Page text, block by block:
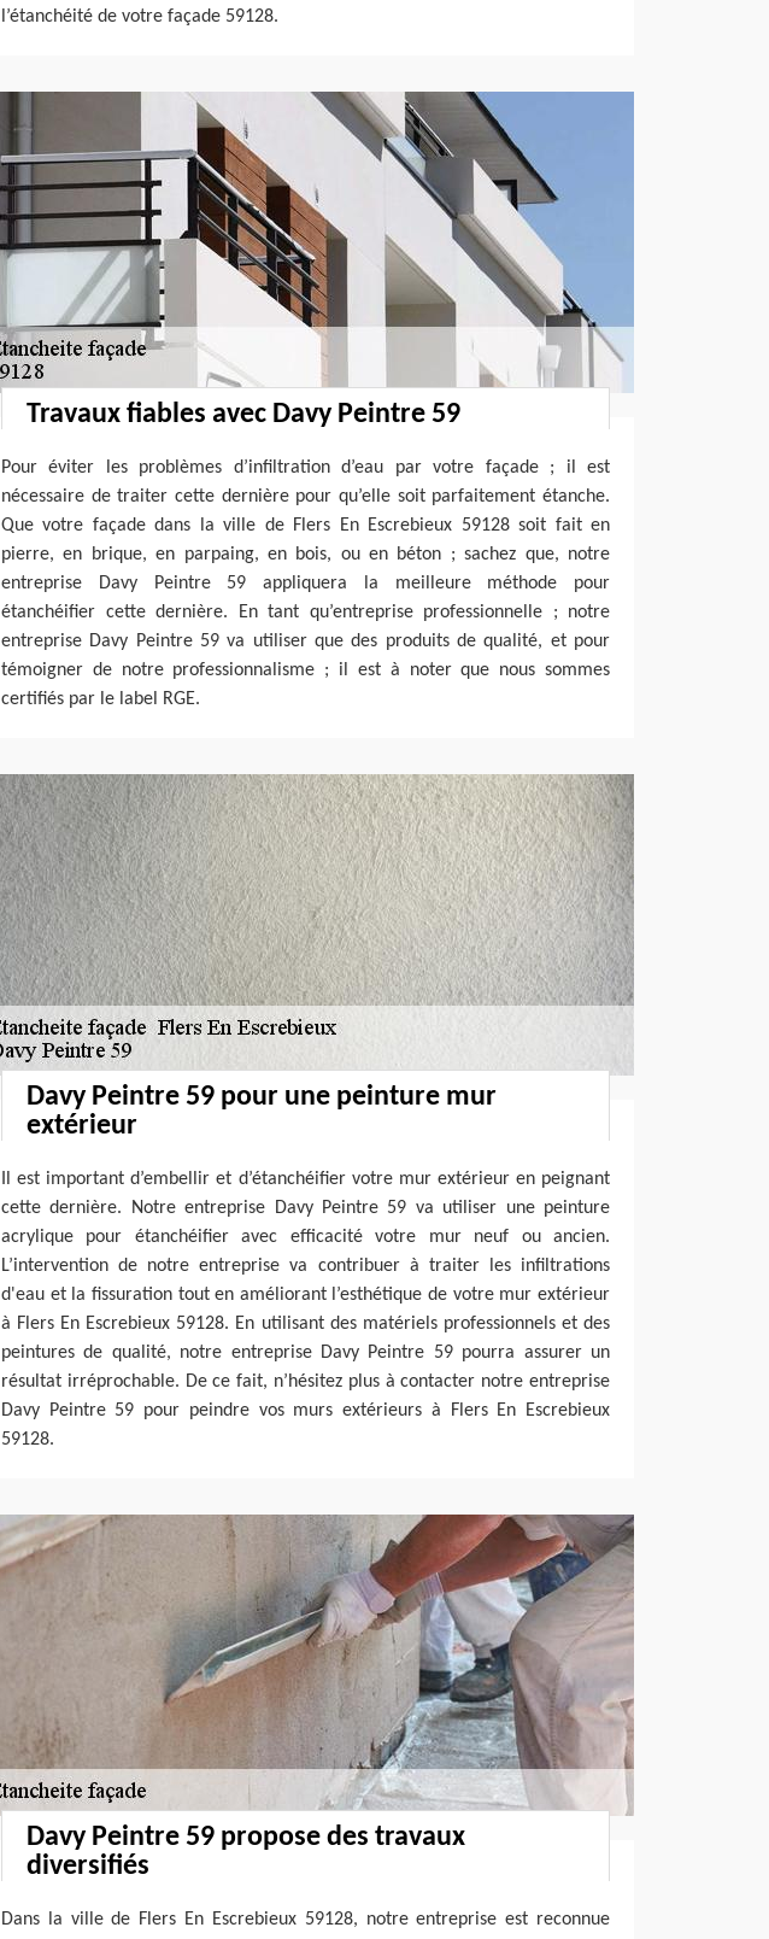
l’étanchéité de votre façade 59128.
Travaux fiables avec Davy Peintre 59
Pour éviter les problèmes d’infiltration d’eau par votre façade ; il est
nécessaire de traiter cette dernière pour qu’elle soit parfaitement étanche.
Que votre façade dans la ville de Flers En Escrebieux 59128 soit fait en
pierre, en brique, en parpaing, en bois, ou en béton ; sachez que, notre
entreprise Davy Peintre 59 appliquera la meilleure méthode pour
étanchéifier cette dernière. En tant qu’entreprise professionnelle ; notre
entreprise Davy Peintre 59 va utiliser que des produits de qualité, et pour
témoigner de notre professionnalisme ; il est à noter que nous sommes
certifiés par le label RGE.
Davy Peintre 59 pour une peinture mur
extérieur
Il est important d’embellir et d’étanchéifier votre mur extérieur en peignant
cette dernière. Notre entreprise Davy Peintre 59 va utiliser une peinture
acrylique pour étanchéifier avec efficacité votre mur neuf ou ancien.
L’intervention de notre entreprise va contribuer à traiter les infiltrations
d'eau et la fissuration tout en améliorant l’esthétique de votre mur extérieur
à Flers En Escrebieux 59128. En utilisant des matériels professionnels et des
peintures de qualité, notre entreprise Davy Peintre 59 pourra assurer un
résultat irréprochable. De ce fait, n’hésitez plus à contacter notre entreprise
Davy Peintre 59 pour peindre vos murs extérieurs à Flers En Escrebieux
59128.
Davy Peintre 59 propose des travaux
diversifiés
Dans la ville de Flers En Escrebieux 59128, notre entreprise est reconnue